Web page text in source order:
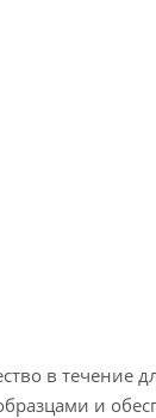
в течение
и